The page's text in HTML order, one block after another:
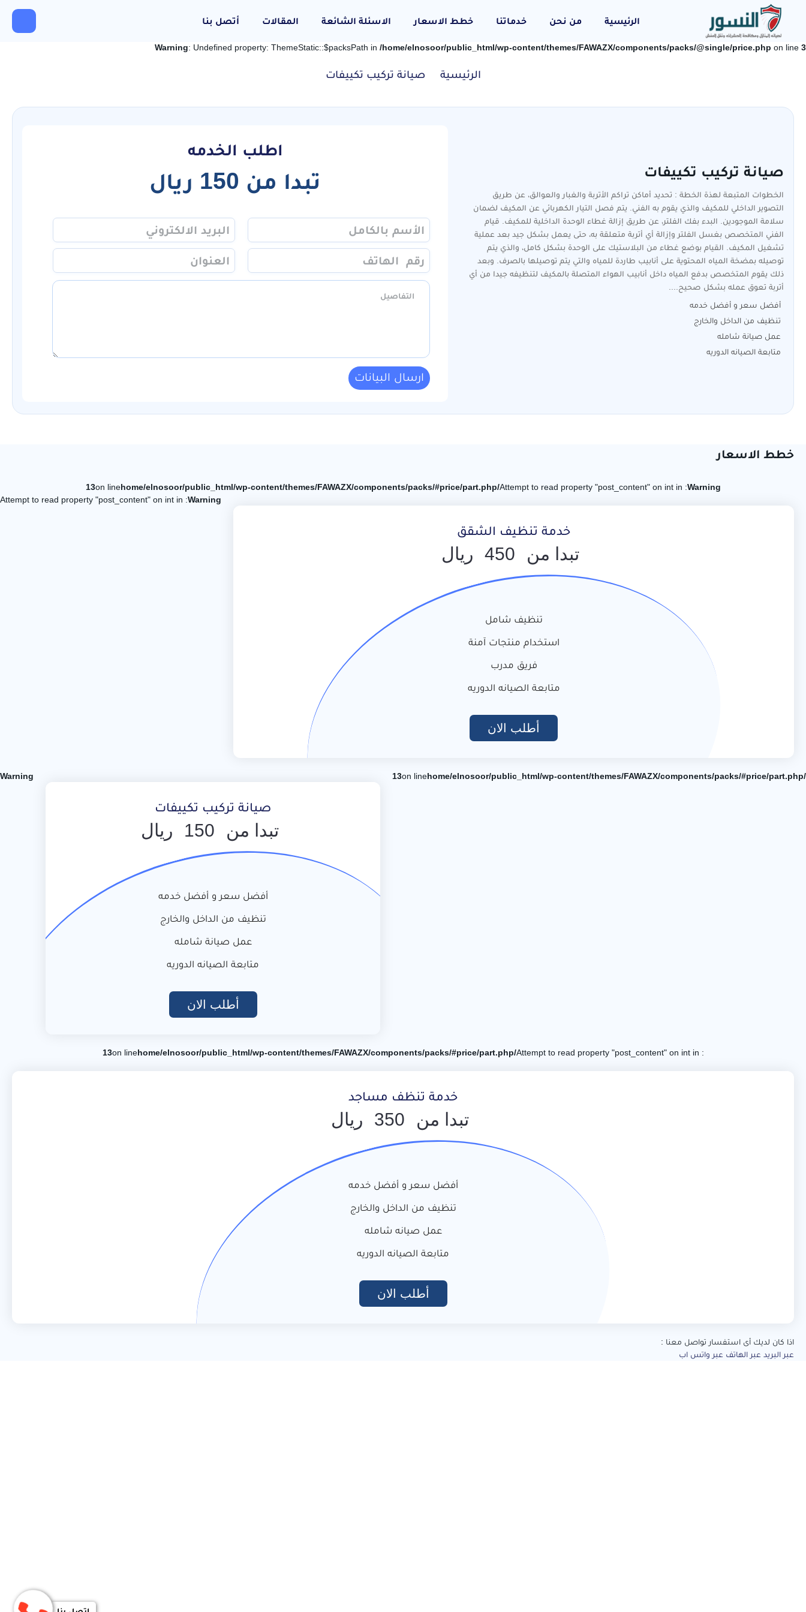
الرئيسية من نحن خدماتنا خطط الاسعار الاسئلة الشائعة المقالات أتصل بنا
Warning: Undefined property: ThemeStatic::$packsPath in /home/elnosoor/public_html/wp-content/themes/FAWAZX/components/packs/@single/price.php on line 3
الرئيسية صيانة تركيب تكييفات
صيانة تركيب تكييفات
الخطوات المتبعة لهذة الخطة : تحديد أماكن تراكم الأتربة والغبار والعوالق، عن طريق
التصوير الداخلي للمكيف والذي يقوم به الفني. يتم فصل التيار الكهربائي عن المكيف لضمان
سلامة الموجودين. البدء بفك الفلتر، عن طريق إزالة غطاء الوحدة الداخلية للمكيف. قيام
الفني المتخصص بغسل الفلتر وإزالة أي أتربة متعلقة به، حتى يعمل بشكل جيد بعد عملية
تشغيل المكيف. القيام بوضع غطاء من البلاستيك على الوحدة بشكل كامل، والذي يتم
توصيله بمضخة المياه المحتوية على أنابيب طاردة للمياه والتي يتم توصيلها بالصرف. وبعد
ذلك يقوم المتخصص بدفع المياه داخل أنابيب الهواء المتصلة بالمكيف لتنظيفه جيدا من أي
أتربة تعوق عمله بشكل صحيح....
أفضل سعر و أفضل خدمه
تنظيف من الداخل والخارج
عمل صيانة شامله
متابعة الصيانه الدوريه
اطلب الخدمه
تبدا من 150 ريال
ارسال البيانات
خطط الاسعار
Warning
: Attempt to read property "post_content" on int in
/home/elnosoor/public_html/wp-content/themes/FAWAZX/components/packs/#price/part.php
on line
13
خدمة تنظيف الشقق
تبدا من 450 ريال
تنظيف شامل
استخدام منتجات آمنة
فريق مدرب
متابعة الصيانه الدوريه
أطلب الان
Warning
: Attempt to read property "post_content" on int in
/home/elnosoor/public_html/wp-content/themes/FAWAZX/components/packs/#price/part.php
on line
13
صيانة تركيب تكييفات
تبدا من 150 ريال
أفضل سعر و أفضل خدمه
تنظيف من الداخل والخارج
عمل صيانة شامله
متابعة الصيانه الدوريه
أطلب الان
Warning
: Attempt to read property "post_content" on int in
/home/elnosoor/public_html/wp-content/themes/FAWAZX/components/packs/#price/part.php
on line
13
خدمة تنظف مساجد
تبدا من 350 ريال
أفضل سعر و أفضل خدمه
تنظيف من الداخل والخارج
عمل صيانه شامله
متابعة الصيانه الدوريه
أطلب الان
اذا كان لديك أى استفسار تواصل معنا :
عبر البريد عبر الهاتف عبر واتس اب